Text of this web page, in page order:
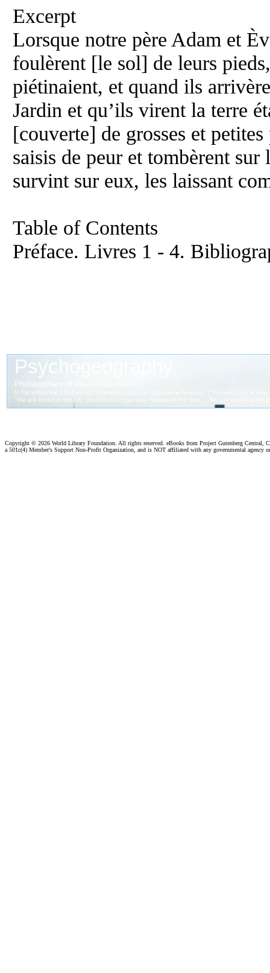
Excerpt
Lorsque notre père Adam et
foulèrent [le sol] de leurs
piétinaient, et quand ils
Jardin et qu’ils virent la terre
[couverte] de grosses et
saisis de peur et tombèrent
survint sur eux, les laissant
Table of Contents
Préface. Livres 1 - 4.
Copyright © 2026 World Library Foundation. All rights reserved. eBooks from Project Gutenberg Central,
a 501c(4) Member's Support Non-Profit Organization, and is NOT affiliated with any governmental agency